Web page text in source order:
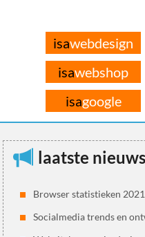
isawebdesign
isawebshop
isagoogle
laatste nieuws
Browser statistieken 2021
Socialmedia trends en